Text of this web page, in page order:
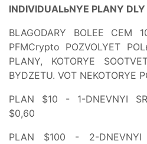
INDIVIDUALьNYE PLANY
BLAGODARY BOLEE CEM
PFMCrypto POZVOLYET
PLANY, KOTORYE
BYDZETU. VOT NEKOTORYE
PLAN $10 - 1-DNEVNYI
$0,60
PLAN $100 - 2-DNEVNYI